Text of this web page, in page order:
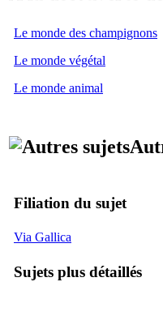
Le monde des champignons
Le monde végétal
Le monde animal
Filiation du sujet
Via Gallica
Sujets plus détaillés